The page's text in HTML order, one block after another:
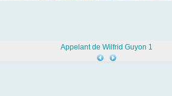
Appelant de Wilfrid Guyon 1